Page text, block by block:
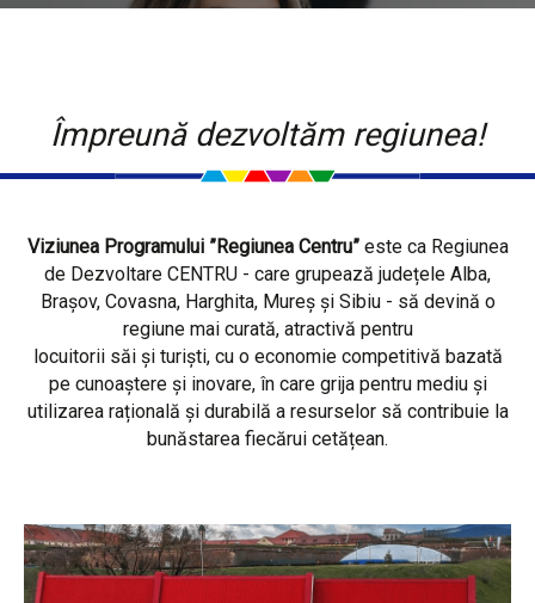
Împreună dezvoltăm regiunea!
Viziunea Programului ”Regiunea Centru”este ca Regiunea
de Dezvoltare CENTRU - care grupează județele Alba,
Brașov, Covasna, Harghita, Mureș și Sibiu - să devină o
regiune mai curată, atractivă pentru
locuitorii săi și turiști, cu o economie competitivă bazată
pe cunoaștere și inovare, în care grija pentru mediu și
utilizarea rațională și durabilă a resurselor să contribuie la
bunăstarea fiecărui cetățean.